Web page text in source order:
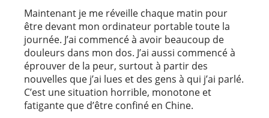
Maintenant je me réveille chaque matin pour
être devant mon ordinateur portable toute la
journée. J’ai commencé à avoir beaucoup de
douleurs dans mon dos. J’ai aussi commencé à
éprouver de la peur, surtout à partir des
nouvelles que j’ai lues et des gens à qui j’ai parlé.
C’est une situation horrible, monotone et
fatigante que d’être confiné en Chine.